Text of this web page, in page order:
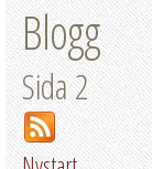
Blogg
Sida 2